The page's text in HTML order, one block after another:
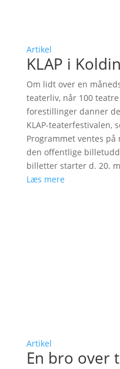
Artikel
KLAP i
Om lidt over en
teaterliv, når 100
forestillinger danner
KLAP-teaterfestivalen,
Programmet ventes
den offentlige
billetter starter d. 20.
Læs mere
Artikel
En bro over